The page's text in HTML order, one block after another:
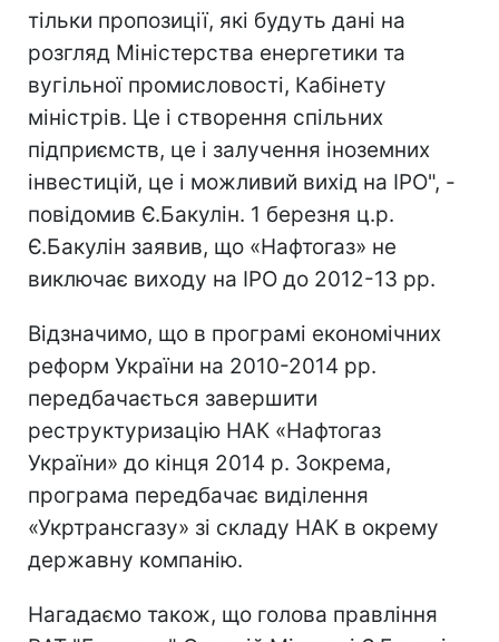
тільки пропозиції, які будуть дані на
розгляд Міністерства енергетики та
вугільної промисловості, Кабінету
міністрів. Це і створення спільних
підприємств, це і залучення іноземних
інвестицій, це і можливий вихід на IPO", -
повідомив Є.Бакулін. 1 березня ц.р.
Є.Бакулін заявив, що «Нафтогаз» не
виключає виходу на IPO до 2012-13 рр.
Відзначимо, що в програмі економічних
реформ України на 2010-2014 рр.
передбачається завершити
реструктуризацію НАК «Нафтогаз
України» до кінця 2014 р. Зокрема,
програма передбачає виділення
«Укртрансгазу» зі складу НАК в окрему
державну компанію.
Нагадаємо також, що голова правління